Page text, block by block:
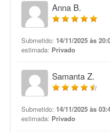
Anna B.
Submetido: 14/11/2025 às
estimada: Privado
Samanta Z.
Submetido: 14/11/2025 às
estimada: Privado